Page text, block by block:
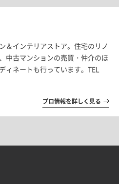
＆インテリアストア。住宅のリノ
中古マンションの売買・仲介のほ
ィネートも行っています。TEL
プロ情報を詳しく見る